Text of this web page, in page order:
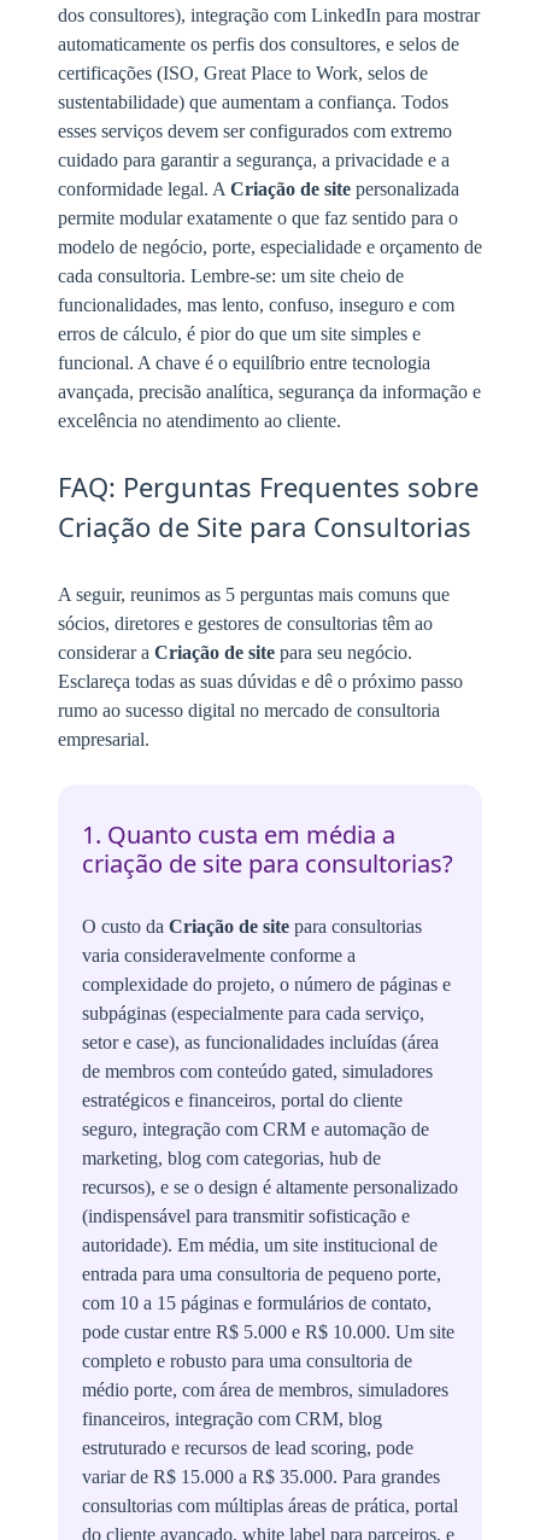
dos consultores), integração com LinkedIn para mostrar
automaticamente os perfis dos consultores, e selos de
certificações (ISO, Great Place to Work, selos de
sustentabilidade) que aumentam a confiança. Todos
esses serviços devem ser configurados com extremo
cuidado para garantir a segurança, a privacidade e a
conformidade legal. A Criação de site personalizada
permite modular exatamente o que faz sentido para o
modelo de negócio, porte, especialidade e orçamento de
cada consultoria. Lembre-se: um site cheio de
funcionalidades, mas lento, confuso, inseguro e com
erros de cálculo, é pior do que um site simples e
funcional. A chave é o equilíbrio entre tecnologia
avançada, precisão analítica, segurança da informação e
excelência no atendimento ao cliente.
FAQ: Perguntas Frequentes sobre
Criação de Site para Consultorias
A seguir, reunimos as 5 perguntas mais comuns que
sócios, diretores e gestores de consultorias têm ao
considerar a Criação de site para seu negócio.
Esclareça todas as suas dúvidas e dê o próximo passo
rumo ao sucesso digital no mercado de consultoria
empresarial.
1. Quanto custa em média a
criação de site para consultorias?
O custo da Criação de site para consultorias
varia consideravelmente conforme a
complexidade do projeto, o número de páginas e
subpáginas (especialmente para cada serviço,
setor e case), as funcionalidades incluídas (área
de membros com conteúdo gated, simuladores
estratégicos e financeiros, portal do cliente
seguro, integração com CRM e automação de
marketing, blog com categorias, hub de
recursos), e se o design é altamente personalizado
(indispensável para transmitir sofisticação e
autoridade). Em média, um site institucional de
entrada para uma consultoria de pequeno porte,
com 10 a 15 páginas e formulários de contato,
pode custar entre R$ 5.000 e R$ 10.000. Um site
completo e robusto para uma consultoria de
médio porte, com área de membros, simuladores
financeiros, integração com CRM, blog
estruturado e recursos de lead scoring, pode
variar de R$ 15.000 a R$ 35.000. Para grandes
consultorias com múltiplas áreas de prática, portal
do cliente avançado, white label para parceiros, e